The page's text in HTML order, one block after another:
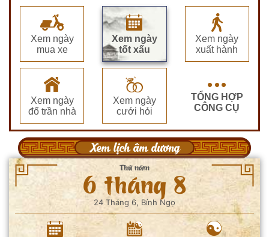
Xem ngày
mua xe
Xem ngày
tốt xấu
Xem ngày
xuất hành
Xem ngày
đổ trần nhà
Xem ngày
cưới hỏi
TỔNG HỢP
CÔNG CỤ
Xem lịch âm dương
Thứ năm
6 tháng 8
24 Tháng 6, Bính Ngọ